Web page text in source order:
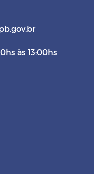
às 13:00hs